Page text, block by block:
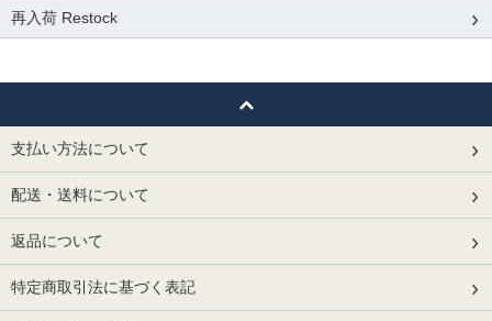
再入荷 Restock
支払い方法について
配送・送料について
返品について
特定商取引法に基づく表記